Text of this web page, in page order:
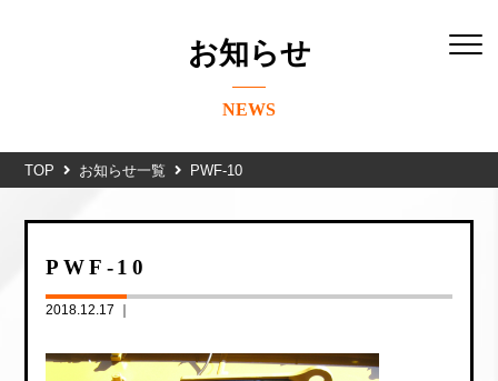
お知らせ
NEWS
TOP お知らせ一覧 PWF-10
PWF-10
2018.12.17 ｜